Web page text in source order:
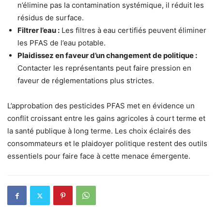
n’élimine pas la contamination systémique, il réduit les
résidus de surface.
Filtrer l’eau : Les filtres à eau certifiés peuvent éliminer
les PFAS de l’eau potable.
Plaidissez en faveur d’un changement de politique :
Contacter les représentants peut faire pression en
faveur de réglementations plus strictes.
L’approbation des pesticides PFAS met en évidence un
conflit croissant entre les gains agricoles à court terme et
la santé publique à long terme. Les choix éclairés des
consommateurs et le plaidoyer politique restent des outils
essentiels pour faire face à cette menace émergente.